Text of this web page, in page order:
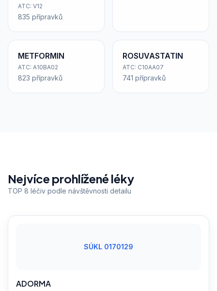
ATC: V12
835 přípravků
METFORMIN
ATC: A10BA02
823 přípravků
ROSUVASTATIN
ATC: C10AA07
741 přípravků
Nejvíce prohlížené léky
TOP 8 léčiv podle návštěvnosti detailu
SÚKL 0170129
ADORMA